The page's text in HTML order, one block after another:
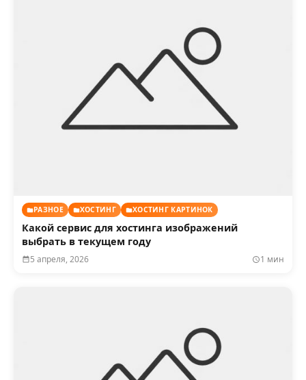
РАЗНОЕ ХОСТИНГ ХОСТИНГ КАРТИНОК
Какой сервис для хостинга изображений
выбрать в текущем году
5 апреля, 2026 1 мин